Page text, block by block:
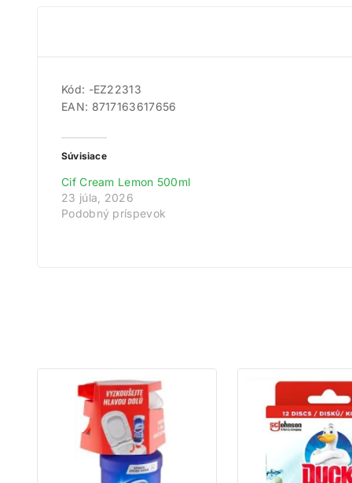
Kód: -EZ22313
EAN: 8717163617656
Súvisiace
Cif Cream Lemon 500ml
23 júla, 2026
Podobný príspevok